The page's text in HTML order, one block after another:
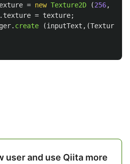
= new Texture2D (256,
. texture = texture;
. create (inputText ,(Texture2D
user and use Qiita more